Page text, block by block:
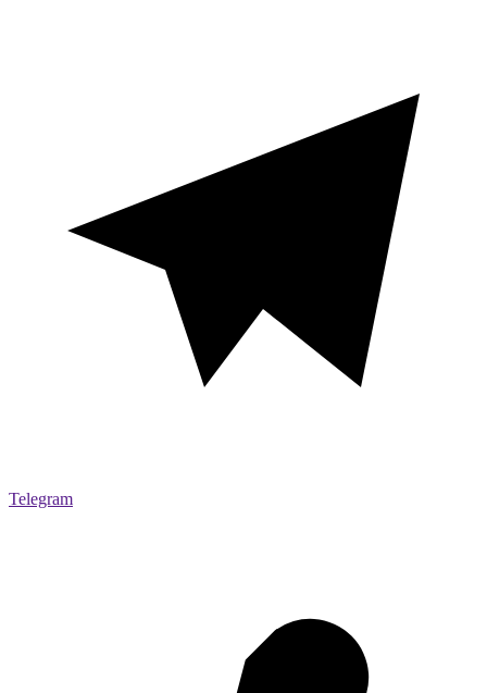
Telegram